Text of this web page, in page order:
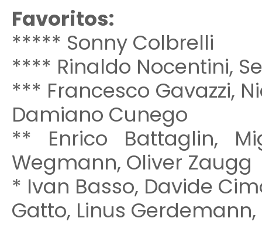
Favoritos:
***** Sonny Colbrelli
**** Rinaldo Nocentini,
*** Francesco Gavazzi,
Damiano Cunego
** Enrico Battaglin,
Wegmann, Oliver Zaugg
* Ivan Basso, Davide
Gatto, Linus